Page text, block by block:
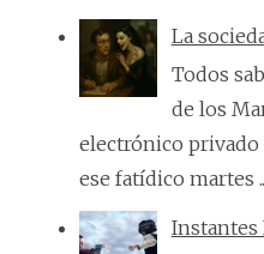
La
Todos
de los
electrónico privado
ese fatídico martes